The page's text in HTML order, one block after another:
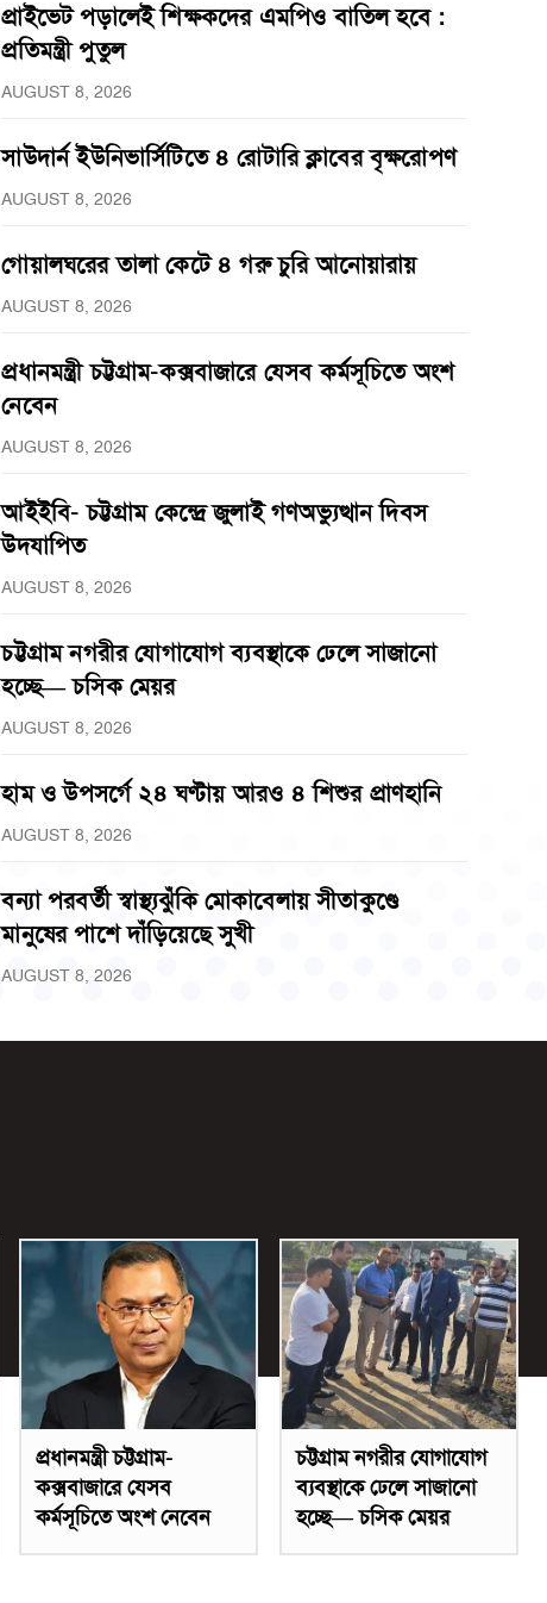
প্রাইভেট পড়ালেই শিক্ষকদের এমপিও বাতিল হবে :
প্রতিমন্ত্রী পুতুল
AUGUST 8, 2026
সাউদার্ন ইউনিভার্সিটিতে ৪ রোটারি ক্লাবের বৃক্ষরোপণ
AUGUST 8, 2026
গোয়ালঘরের তালা কেটে ৪ গরু চুরি আনোয়ারায়
AUGUST 8, 2026
প্রধানমন্ত্রী চট্টগ্রাম-কক্সবাজারে যেসব কর্মসূচিতে অংশ
নেবেন
AUGUST 8, 2026
আইইবি- চট্টগ্রাম কেন্দ্রে জুলাই গণঅভ্যুত্থান দিবস
উদযাপিত
AUGUST 8, 2026
চট্টগ্রাম নগরীর যোগাযোগ ব্যবস্থাকে ঢেলে সাজানো
হচ্ছে— চসিক মেয়র
AUGUST 8, 2026
হাম ও উপসর্গে ২৪ ঘণ্টায় আরও ৪ শিশুর প্রাণহানি
AUGUST 8, 2026
বন্যা পরবর্তী স্বাস্থ্যঝুঁকি মোকাবেলায় সীতাকুণ্ডে
মানুষের পাশে দাঁড়িয়েছে সুখী
AUGUST 8, 2026
প্রধানমন্ত্রী চট্টগ্রাম-
কক্সবাজারে যেসব
কর্মসূচিতে অংশ নেবেন
চট্টগ্রাম নগরীর যোগাযোগ
ব্যবস্থাকে ঢেলে সাজানো
হচ্ছে— চসিক মেয়র